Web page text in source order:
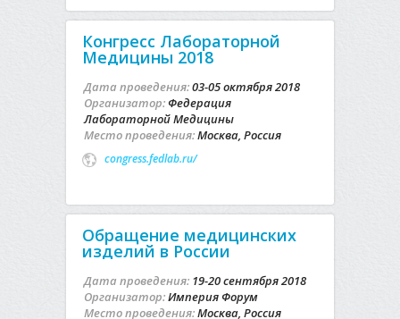
Конгресс Лабораторной
Медицины 2018
Дата проведения:03-05 октября 2018
Организатор:Федерация
Лабораторной Медицины
Место проведения:Москва, Россия
congress.fedlab.ru/
Обращение медицинских
изделий в России
Дата проведения: 19-20 сентября 2018
Организатор:Империя Форум
Место проведения:Москва, Россия